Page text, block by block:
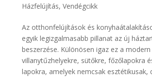
Házfelújítás, Vendégcikk
Az otthonfelújítások és
egyik legizgalmasabb pillanat az új
beszerzése. Különösen igaz ez a modern
villanytűzhelyekre, sütőkre, főzőlapokra
lapokra, amelyek nemcsak esztétikusak,